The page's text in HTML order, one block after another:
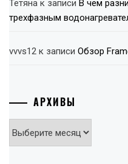
Тетяна к записи В чем
трехфазным
vvvs12 к записи Обзор
АРХИВЫ
Архивы